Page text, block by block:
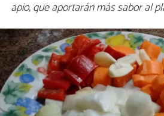
apio, que aportarán más sabor al